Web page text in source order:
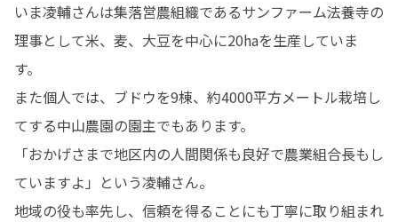
いま凌輔さんは集落営農組織であるサンファーム法養寺の
理事として米、麦、大豆を中心に20haを生産していま
す。
また個人では、ブドウを9棟、約4000平方メートル栽培し
てする中山農園の園主でもあります。
「おかげさまで地区内の人間関係も良好で農業組合長もし
ていますよ」という凌輔さん。
地域の役も率先し、信頼を得ることにも丁寧に取り組まれ